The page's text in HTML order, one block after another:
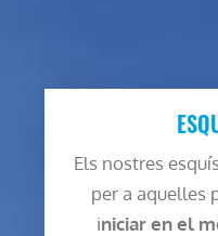
Els nostres
per a aquelles
iniciar en el